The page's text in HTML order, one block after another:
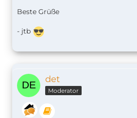
Beste Grüße
- jtb
det
Moderator